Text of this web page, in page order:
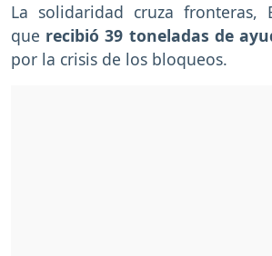
La solidaridad cruza fronteras,
que recibió 39 toneladas de
por la crisis de los bloqueos.